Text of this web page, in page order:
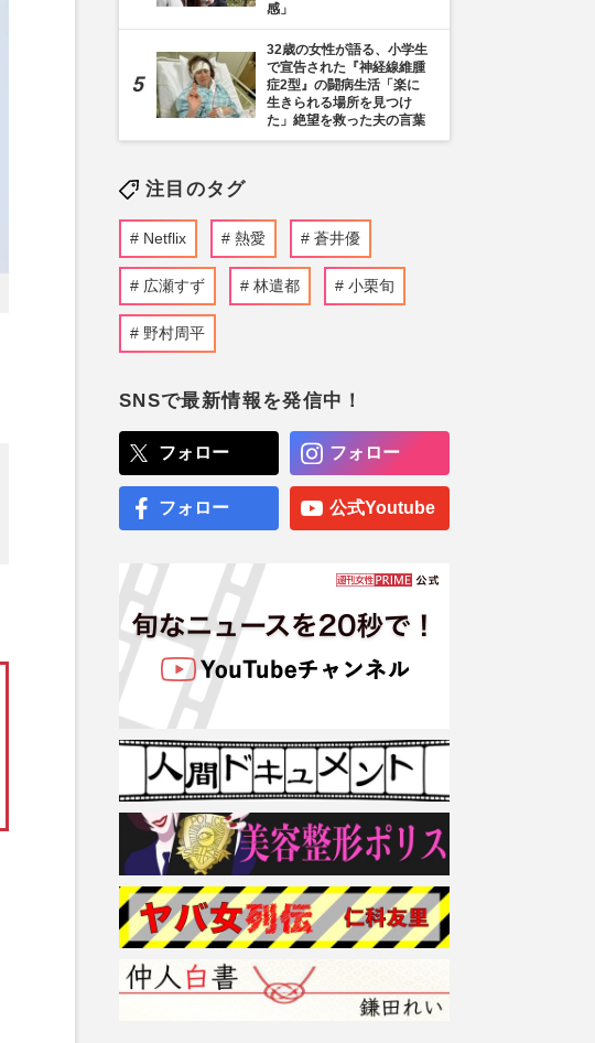
感」
32歳の女性が語る、小学生
で宣告された『神経線維腫
症2型』の闘病生活「楽に
生きられる場所を見つけ
た」絶望を救った夫の言葉
注目のタグ
Netflix 熱愛 蒼井優
広瀬すず 林遣都 小栗旬
野村周平
SNSで最新情報を発信中！
フォロー フォロー
フォロー 公式Youtube